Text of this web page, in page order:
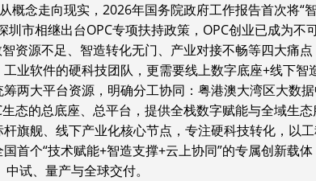
概念走向现实，2026年国务院政府工作报告首次将“
圳市相继出台OPC专项扶持政策，OPC创业已成为不
资源不足、智造转化无门、产业对接不畅等四大痛
业软件的硬科技团队，更需要线上数字底座+线下智
两大平台资源，明确分工协同：粤港澳大湾区大数
态的总底座、总平台，提供全栈数字赋能与全域生态
旗舰、线下产业化核心节点，专注硬科技转化，以
首个“技术赋能+智造支撑+云上协同”的专属创新载体
试、量产与全球交付。